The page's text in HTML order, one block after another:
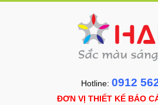
Hotline: 0912
ĐƠN VỊ THIẾT KẾ BÁO